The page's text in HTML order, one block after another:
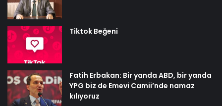
Tiktok Beğeni
Fatih Erbakan: Bir yanda ABD, bir yanda
YPG biz de Emevi Camii’nde namaz
kılıyoruz